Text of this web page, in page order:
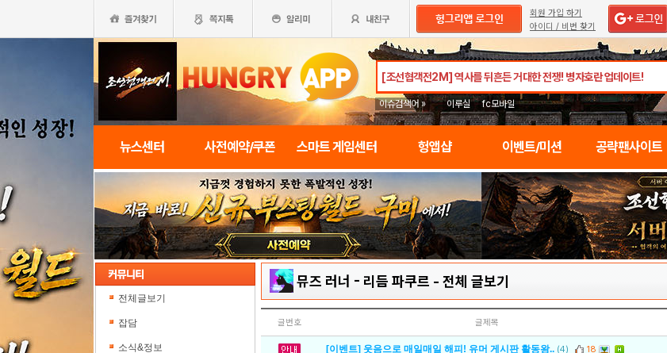
회원 가입 하기
아이디 / 비번 찾기
이슈검색어 » 이루실 fc모바일
뉴스센터 사전예약/쿠폰 스마트 게임센터 헝앱샵 이벤트/미션 공략팬사이트
전체글보기
잡담
소식&정보
뮤즈 러너 - 리듬 파쿠르 - 전체 글보기
글번호 글제목
[이벤트] 웃음으로 매일매일 해피! 유머 게시판 활동왕.. (4) 18